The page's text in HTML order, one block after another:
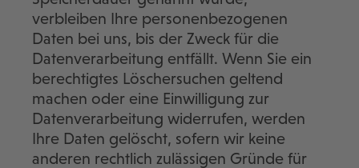
verbleiben Ihre personenbezogenen
Daten bei uns, bis der Zweck für die
Datenverarbeitung entfällt. Wenn Sie ein
berechtigtes Löschersuchen geltend
machen oder eine Einwilligung zur
Datenverarbeitung widerrufen, werden
Ihre Daten gelöscht, sofern wir keine
anderen rechtlich zulässigen Gründe für